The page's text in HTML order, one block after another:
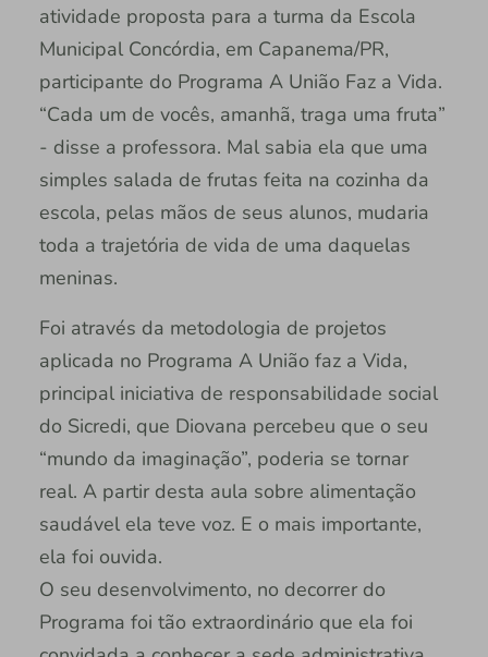
atividade proposta para a turma da Escola
Municipal Concórdia, em Capanema/PR,
participante do Programa A União Faz a Vida.
“Cada um de vocês, amanhã, traga uma fruta”
- disse a professora. Mal sabia ela que uma
simples salada de frutas feita na cozinha da
escola, pelas mãos de seus alunos, mudaria
toda a trajetória de vida de uma daquelas
meninas.
Foi através da metodologia de projetos
aplicada no Programa A União faz a Vida,
principal iniciativa de responsabilidade social
do Sicredi, que Diovana percebeu que o seu
“mundo da imaginação”, poderia se tornar
real. A partir desta aula sobre alimentação
saudável ela teve voz. E o mais importante,
ela foi ouvida.
O seu desenvolvimento, no decorrer do
Programa foi tão extraordinário que ela foi